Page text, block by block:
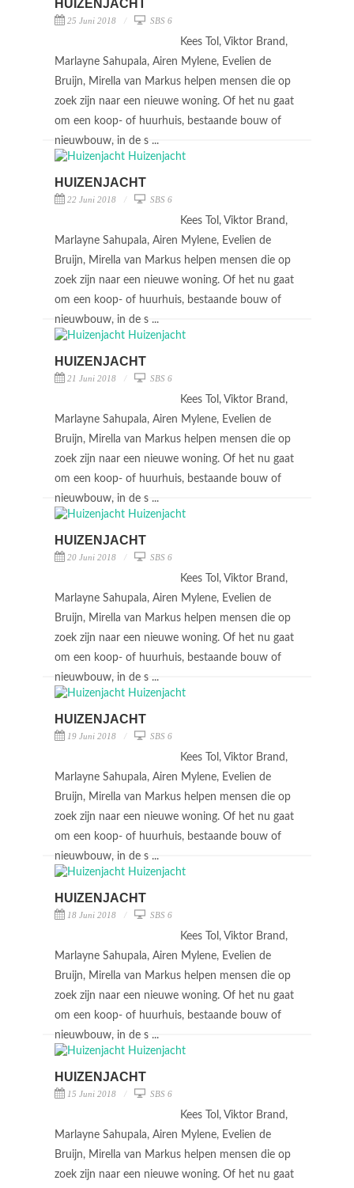
HUIZENJACHT
25 Juni 2018 SBS 6
Kees Tol, Viktor Brand,
Marlayne Sahupala, Airen Mylene, Evelien de
Bruijn, Mirella van Markus helpen mensen die op
zoek zijn naar een nieuwe woning. Of het nu gaat
om een koop- of huurhuis, bestaande bouw of
nieuwbouw, in de s ...
HUIZENJACHT
22 Juni 2018 SBS 6
Kees Tol, Viktor Brand,
Marlayne Sahupala, Airen Mylene, Evelien de
Bruijn, Mirella van Markus helpen mensen die op
zoek zijn naar een nieuwe woning. Of het nu gaat
om een koop- of huurhuis, bestaande bouw of
nieuwbouw, in de s ...
HUIZENJACHT
21 Juni 2018 SBS 6
Kees Tol, Viktor Brand,
Marlayne Sahupala, Airen Mylene, Evelien de
Bruijn, Mirella van Markus helpen mensen die op
zoek zijn naar een nieuwe woning. Of het nu gaat
om een koop- of huurhuis, bestaande bouw of
nieuwbouw, in de s ...
HUIZENJACHT
20 Juni 2018 SBS 6
Kees Tol, Viktor Brand,
Marlayne Sahupala, Airen Mylene, Evelien de
Bruijn, Mirella van Markus helpen mensen die op
zoek zijn naar een nieuwe woning. Of het nu gaat
om een koop- of huurhuis, bestaande bouw of
nieuwbouw, in de s ...
HUIZENJACHT
19 Juni 2018 SBS 6
Kees Tol, Viktor Brand,
Marlayne Sahupala, Airen Mylene, Evelien de
Bruijn, Mirella van Markus helpen mensen die op
zoek zijn naar een nieuwe woning. Of het nu gaat
om een koop- of huurhuis, bestaande bouw of
nieuwbouw, in de s ...
HUIZENJACHT
18 Juni 2018 SBS 6
Kees Tol, Viktor Brand,
Marlayne Sahupala, Airen Mylene, Evelien de
Bruijn, Mirella van Markus helpen mensen die op
zoek zijn naar een nieuwe woning. Of het nu gaat
om een koop- of huurhuis, bestaande bouw of
nieuwbouw, in de s ...
HUIZENJACHT
15 Juni 2018 SBS 6
Kees Tol, Viktor Brand,
Marlayne Sahupala, Airen Mylene, Evelien de
Bruijn, Mirella van Markus helpen mensen die op
zoek zijn naar een nieuwe woning. Of het nu gaat